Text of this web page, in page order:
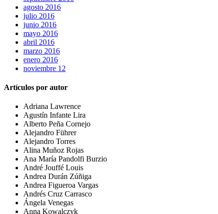
agosto 2016
julio 2016
junio 2016
mayo 2016
abril 2016
marzo 2016
enero 2016
noviembre 12
Artículos por autor
Adriana Lawrence
Agustín Infante Lira
Alberto Peña Cornejo
Alejandro Führer
Alejandro Torres
Alina Muñoz Rojas
Ana María Pandolfi Burzio
André Jouffé Louis
Andrea Durán Zúñiga
Andrea Figueroa Vargas
Andrés Cruz Carrasco
Ángela Venegas
Anna Kowalczyk